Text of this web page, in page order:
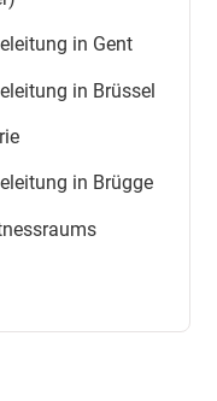
in Gent
in Brüssel
in Brügge